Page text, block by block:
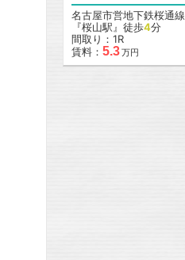
名古屋市営地下鉄桜通線
『桜山駅』徒歩4分
間取り：1R
賃料： 5.3万円